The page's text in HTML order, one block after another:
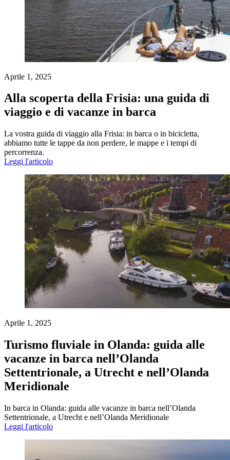
Aprile 1, 2025
Alla scoperta della Frisia: una guida di
viaggio e di vacanze in barca
La vostra guida di viaggio alla Frisia: in barca o in bicicletta,
abbiamo tutte le tappe da non perdere, le mappe e i tempi di
percorrenza.
Leggi l'articolo
Aprile 1, 2025
Turismo fluviale in Olanda: guida alle
vacanze in barca nell’Olanda
Settentrionale, a Utrecht e nell’Olanda
Meridionale
In barca in Olanda: guida alle vacanze in barca nell’Olanda
Settentrionale, a Utrecht e nell’Olanda Meridionale
Leggi l'articolo